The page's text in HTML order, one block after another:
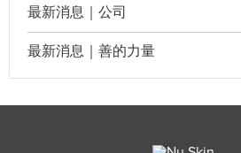
最新消息｜公司
最新消息｜善的力量